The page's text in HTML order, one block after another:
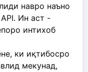
навро наъно
Ин аст -
интихоб
ки иқтибосро
мекунад,